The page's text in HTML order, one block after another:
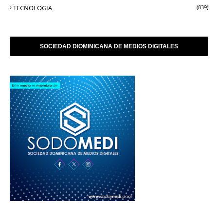
TECNOLOGIA (839)
SOCIEDAD DIOMINICANA DE MEDIOS DIGITALES